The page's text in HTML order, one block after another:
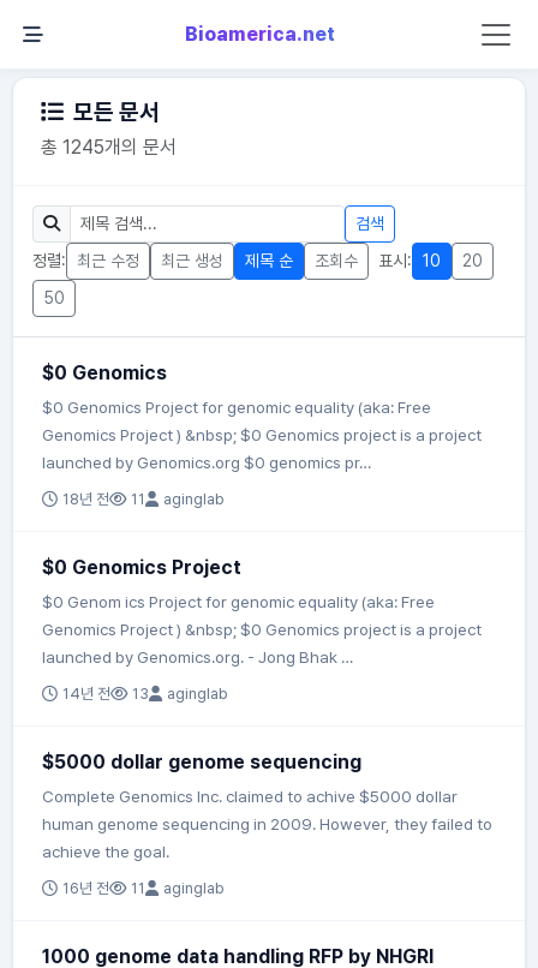
Bioamerica.net
모든 문서
총 1245개의 문서
검색
정렬:
최근 수정 최근 생성 제목 순 조회수 표시: 10
20
50
$0 Genomics
$0 Genomics Project for genomic equality (aka: Free
Genomics Project ) &nbsp; $0 Genomics project is a project
launched by Genomics.org $0 genomics pr…
18년 전 11 aginglab
$0 Genomics Project
$0 Genom ics Project for genomic equality (aka: Free
Genomics Project ) &nbsp; $0 Genomics project is a project
launched by Genomics.org. - Jong Bhak …
14년 전 13 aginglab
$5000 dollar genome sequencing
Complete Genomics Inc. claimed to achive $5000 dollar
human genome sequencing in 2009. However, they failed to
achieve the goal.
16년 전 11 aginglab
1000 genome data handling RFP by NHGRI